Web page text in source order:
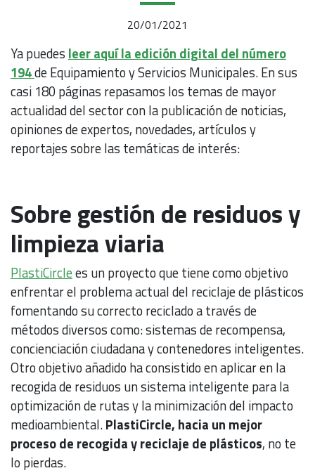
20/01/2021
Ya puedes leer aquí la edición digital del número
194de Equipamiento y Servicios Municipales. En sus
casi 180 páginas repasamos los temas de mayor
actualidad del sector con la publicación de noticias,
opiniones de expertos, novedades, artículos y
reportajes sobre las temáticas de interés:
Sobre gestión de residuos y
limpieza viaria
PlastiCirclees un proyecto que tiene como objetivo
enfrentar el problema actual del reciclaje de plásticos
fomentando su correcto reciclado a través de
métodos diversos como: sistemas de recompensa,
concienciación ciudadana y contenedores inteligentes.
Otro objetivo añadido ha consistido en aplicar en la
recogida de residuos un sistema inteligente para la
optimización de rutas y la minimización del impacto
medioambiental.PlastiCircle, hacia un mejor
proceso de recogida y reciclaje de plásticos, no te
lo pierdas.